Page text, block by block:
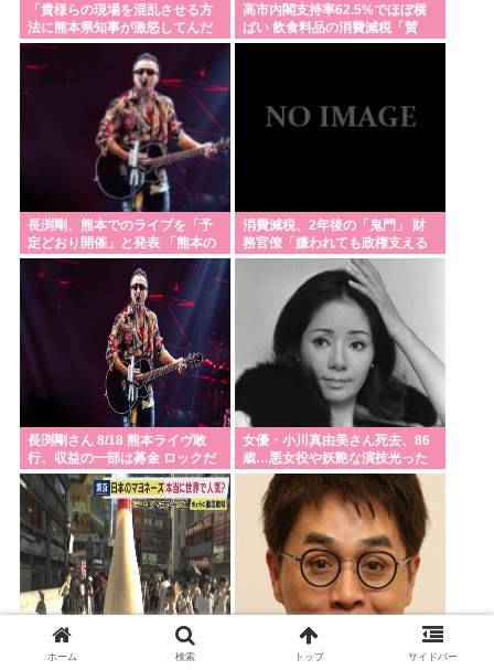
「貴様らの現場を混乱させる方
法に熊本県知事が激怒してんだ
よ」と報道特集の非常識すぎる
要求に視聴者激怒
高市内閣支持率62.5%でほぼ横
ばい 飲食料品の消費減税「賛
成」52.9%
長渕剛、熊本でのライブを「予
定どおり開催」と発表 「熊本の
皆様へ」「強い決意」のメッセ
ージ&寄付も表明
消費減税、2年後の「鬼門」 財
務官僚「嫌われても政権支える
しか」
長渕剛さん 8/18 熊本ライヴ敢
行、収益の一部は募金 ロックだ
ぜ！！！
女優・小川真由美さん死去、86
歳…悪女役や妖艶な演技光った
晩年は芸能活動控え尼僧に
キユーピーが世界中で大流行、
立川志らく、ひろゆき氏の「す
ホーム 検索 トップ サイドバー